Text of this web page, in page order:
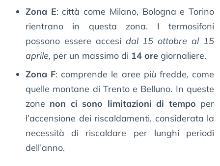
Zona E: città come Milano, Bologna e Torino
rientrano in questa zona. I termosifoni
possono essere accesi dal 15 ottobre al 15
aprile, per un massimo di 14 ore giornaliere.
Zona F: comprende le aree più fredde, come
quelle montane di Trento e Belluno. In queste
zone non ci sono limitazioni di tempo per
l’accensione dei riscaldamenti, considerata la
necessità di riscaldare per lunghi periodi
dell’anno.